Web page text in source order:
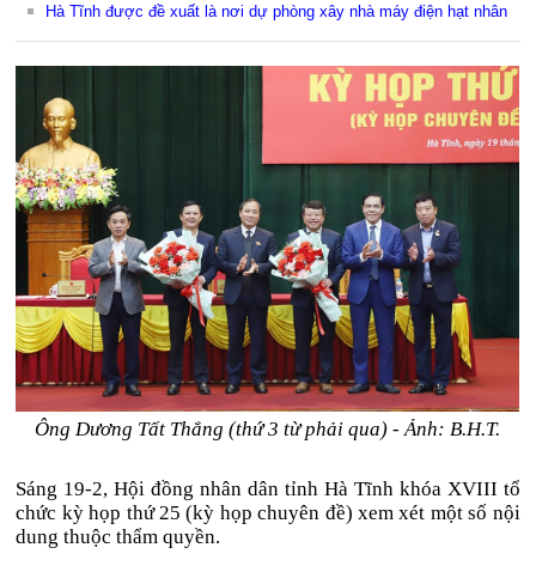
Hà Tĩnh được đề xuất là nơi dự phòng xây nhà máy điện hạt nhân
Ông Dương Tất Thắng (thứ 3 từ phải qua) - Ảnh: B.H.T.
Sáng 19-2, Hội đồng nhân dân tỉnh Hà Tĩnh khóa XVIII tổ
chức kỳ họp thứ 25 (kỳ họp chuyên đề) xem xét một số nội
dung thuộc thẩm quyền.